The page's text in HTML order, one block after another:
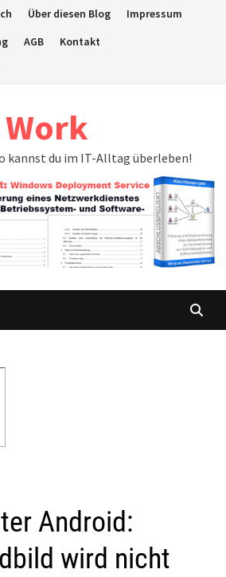
Über diesen Blog
Impressum
AGB
Kontakt
kannst du im IT-Alltag überleben!
Android:
wird nicht